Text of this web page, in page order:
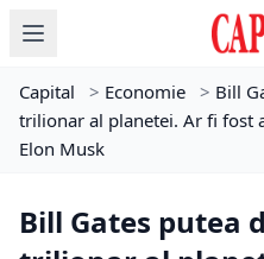
Capital > Economie > Bill
trilionar al planetei. Ar fi fost
Elon Musk
Bill Gates putea